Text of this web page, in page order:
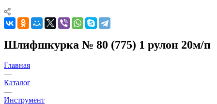
Шлифшкурка № 80 (775) 1 рулон 20м/п
Главная
—
Каталог
—
Инструмент